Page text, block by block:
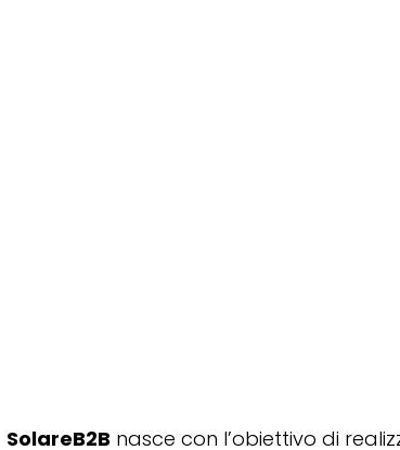
SolareB2B nasce con l’obiettivo di